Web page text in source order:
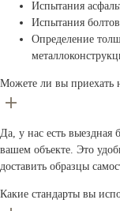
Испытания
Испытания
Определение
Можете ли вы приехать
Да, у нас есть выездная
вашем объекте. Это
доставить образцы
Какие стандарты вы